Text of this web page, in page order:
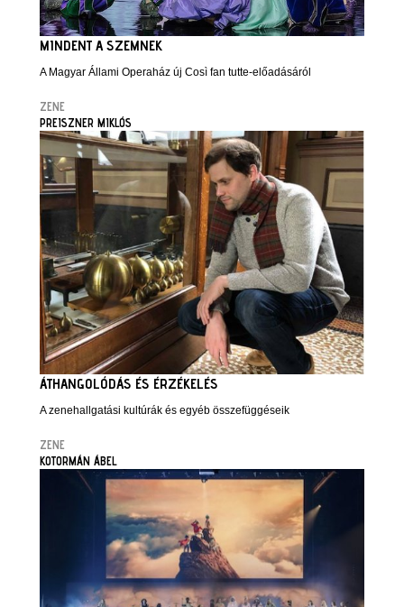
MINDENT A SZEMNEK
A Magyar Állami Operaház új Così fan tutte-előadásáról
ZENE
PREISZNER MIKLÓS
ÁTHANGOLÓDÁS ÉS ÉRZÉKELÉS
A zenehallgatási kultúrák és egyéb összefüggéseik
ZENE
KOTORMÁN ÁBEL